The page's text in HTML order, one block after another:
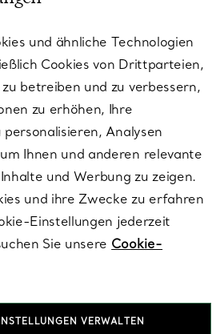
und ähnliche Technologien
Cookies von Drittparteien,
betreiben und zu verbessern,
zu erhöhen, Ihre
Analysen
Ihnen und anderen relevante
und Werbung zu zeigen.
und ihre Zwecke zu erfahren
Einstellungen jederzeit
Sie unsere Cookie-
VERWALTEN